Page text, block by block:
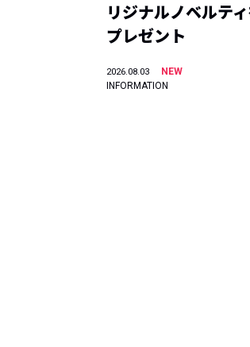
リジナルノベルテ
プレゼント
2026.08.03
NEW
INFORMATION